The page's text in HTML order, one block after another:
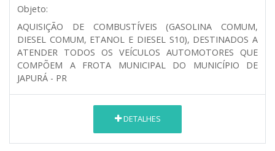
Objeto:
AQUISIÇÃO DE COMBUSTÍVEIS (GASOLINA COMUM,
DIESEL COMUM, ETANOL E DIESEL S10), DESTINADOS A
ATENDER TODOS OS VEÍCULOS AUTOMOTORES QUE
COMPÕEM A FROTA MUNICIPAL DO MUNICÍPIO DE
JAPURÁ - PR
DETALHES